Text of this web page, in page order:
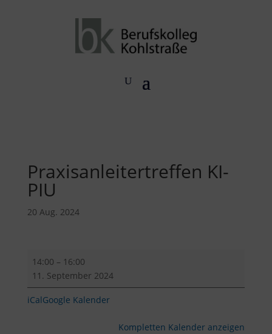
Praxisanleitertreffen KI-
PIU
20 Aug. 2024
Praxisanleitertreffen
KI-
14:00 – 16:00
11. September 2024
iCalGoogle Kalender
Kompletten Kalender anzeigen